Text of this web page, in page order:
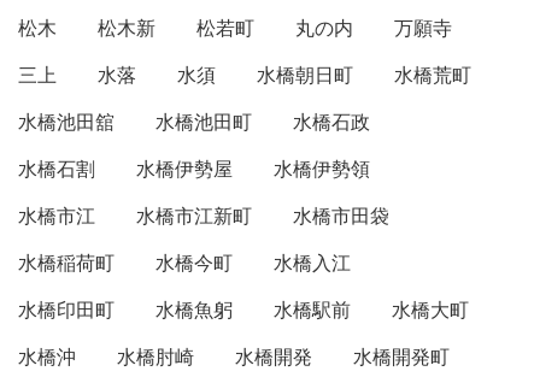
松木
松木新 松若町 丸の内
万願寺
三上
水落 水須 水橋朝日町
水橋荒町
水橋池田舘
水橋池田町
水橋石政
水橋石割
水橋伊勢屋
水橋伊勢領
水橋市江
水橋市江新町
水橋市田袋
水橋稲荷町
水橋今町
水橋入江
水橋印田町
水橋魚躬 水橋駅前
水橋大町
水橋沖
水橋肘崎 水橋開発
水橋開発町